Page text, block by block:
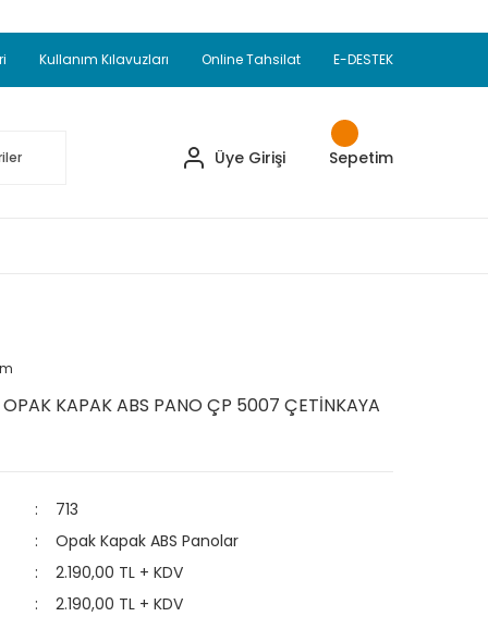
Alımlarda Sepette Ekstra %5 İskonto...
Ürünlerinde 250 Adet Alımlarda Sepette
Kullanım Kılavuzları Online Tahsilat E-DESTEK
Üye Girişi Sepetim
KAPAK ABS PANO ÇP 5007 ÇETİNKAYA
713
Opak Kapak ABS Panolar
2.190,00 TL + KDV
2.190,00 TL + KDV